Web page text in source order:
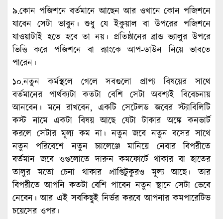
৯.কোন পজিশনে বর্তমানে আছেন আর ওখানে কোন পজিশনে
যাবেন সেটা ভাবুন। শুধু যে ইকুয়াল বা উপরের পজিশনে
যাওয়াটাই হতে হবে তা নয়। প্রতিষ্ঠানের ব্রান্ড ভ্যালুর উপরে
ভিত্তি করে পজিশনে বা র‌্যাংকে আপ-ডাউন নিয়ে ভাবতে
পারেন।
১০.নতুন কর্মস্থলে গেলে সবগুলো প্রাপ্য বিষয়ের সাথে
বর্তমানের পার্থক্যটা কতটা বেশি সেটা অবশ্যই বিবেচনায়
আনবেন। মনে রাখবেন, একটি সেটেলড জবের স্ট্যাবিলিটি
কস্ট নামে একটা বিষয় আছে যেটা টাকার অঙ্কে কনভার্ট
করলে সেটার মূল্য কম না। নতুন জবে নতুন বসের সাথে
নতুন পরিবেশে নতুন চ্যালেঞ্জে মানিয়ে নেবার বিপরীতে
বর্তমান জবে ওগুলোতে দারুন কমফোর্টে থাকার বা হাতের
তালুর মতো চেনা থাকার প্রাপ্তিটুকুরও মূল্য আছে। তার
বিপরীতে আপনি কতটা বেশি পাবেন নতুন স্থানে সেটা ভেবে
নেবেন। আর এই সবকিছুই নির্ভর করবে আপনার কমপারেটিভ
চয়েসের ওপর।